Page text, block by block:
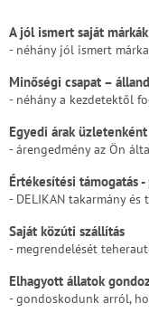
A jól ismert saját
- néhány jól ismert
Minőségi csapat –
- néhány a kezdetektől
Egyedi árak üzletenként
- árengedmény az Ön
Értékesítési támogatás
- DELIKAN takarmány
Saját közúti szállítás
- megrendelését
Elhagyott állatok
- gondoskodunk arról,